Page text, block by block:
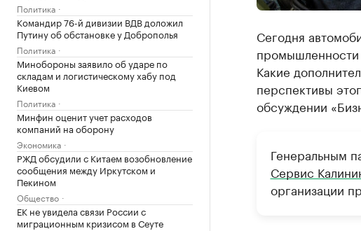
Политика
Командир 76-й дивизии ВДВ доложил
Путину об обстановке у Доброполья
Политика
Минобороны заявило об ударе по
складам и логистическому хабу под
Киевом
Политика
Минфин оценит учет расходов
компаний на оборону
Экономика
РЖД обсудили с Китаем возобновление
сообщения между Иркутском и
Пекином
Общество
ЕК не увидела связи России с
миграционным кризисом в Сеуте
Сегодня
промышленности
Какие
перспективы
обсуждении
Генеральным
Сервис
организации